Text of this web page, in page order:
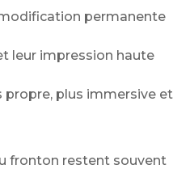
permanente
leur impression haute
plus immersive et
fronton restent souvent